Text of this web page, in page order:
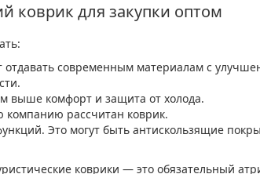
коврик для закупки оптом
современным материалам с
выше комфорт и защита от холода.
компанию рассчитан коврик.
Это могут быть антискользящие
коврики — это обязательный